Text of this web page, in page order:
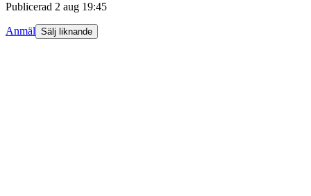
Publicerad 2 aug 19:45
Anmäl Sälj liknande